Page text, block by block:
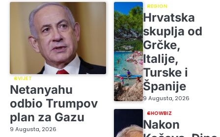
SVIJET
Netanyahu
odbio Trumpov
plan za Gazu
9 Augusta, 2026
REGION
Hrvatska
skuplja od
Grčke,
Italije,
Turske i
Španije
9 Augusta, 2026
SHOWBIZ
Nakon